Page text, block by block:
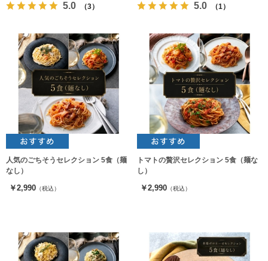
5.0 （3） 5.0 （1）
人気のごちそうセレクション 5食（麺
なし）
￥2,990 （税込）
トマトの贅沢セレクション 5食（麺な
し）
￥2,990 （税込）